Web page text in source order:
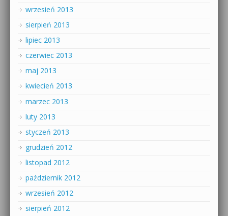
wrzesień 2013
sierpień 2013
lipiec 2013
czerwiec 2013
maj 2013
kwiecień 2013
marzec 2013
luty 2013
styczeń 2013
grudzień 2012
listopad 2012
październik 2012
wrzesień 2012
sierpień 2012